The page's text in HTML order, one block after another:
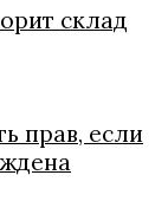
склад
прав, если